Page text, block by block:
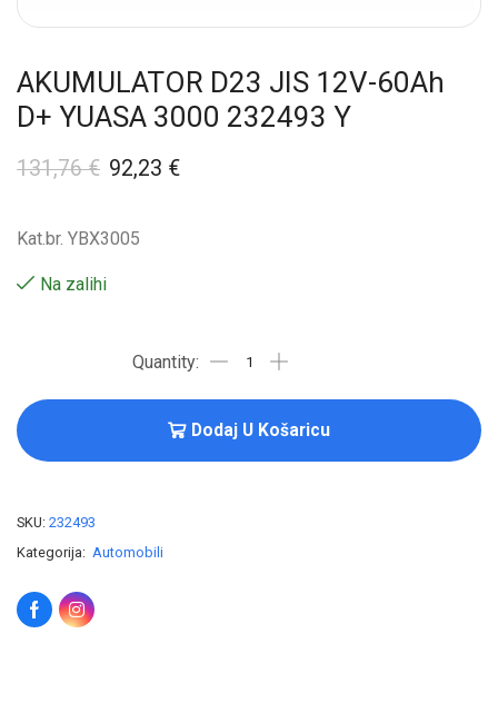
AKUMULATOR D23 JIS 12V-60Ah
D+ YUASA 3000 232493 Y
131,76€ 92,23 €
Kat.br. YBX3005
Na zalihi
Dodaj U Košaricu
SKU: 232493
Kategorija: Automobili